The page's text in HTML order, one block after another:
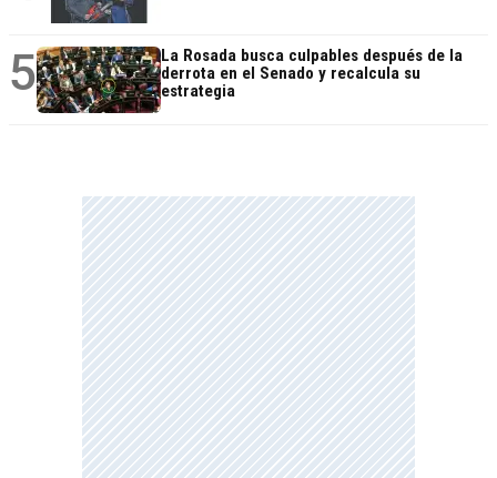
5
La Rosada busca culpables después de la
derrota en el Senado y recalcula su
estrategia